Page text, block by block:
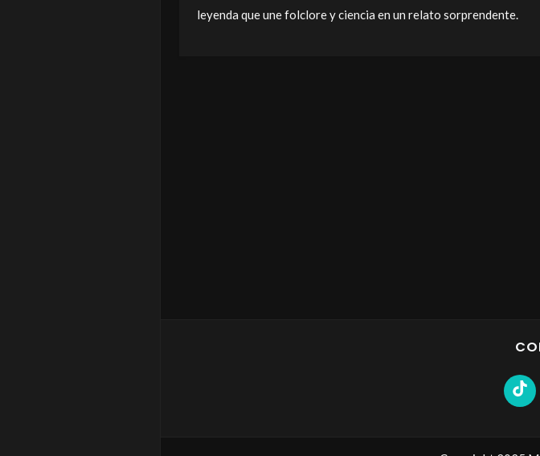
leyenda que une folclore y ciencia en un relato sorprendente.